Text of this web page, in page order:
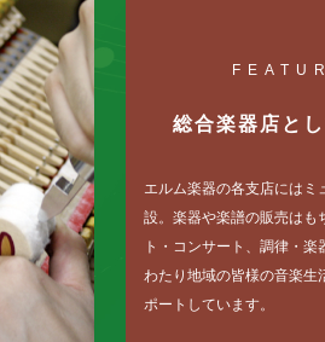
総合楽器店と
エルム楽器の各支店にはミ
設。楽器や楽譜の販売はも
ト・コンサート、調律・
わたり地域の皆様の音楽生
ポートしています。